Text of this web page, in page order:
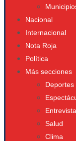
Nacional
Internacional
Nota Roja
Política
Más secciones
Deportes
Salud
Clima